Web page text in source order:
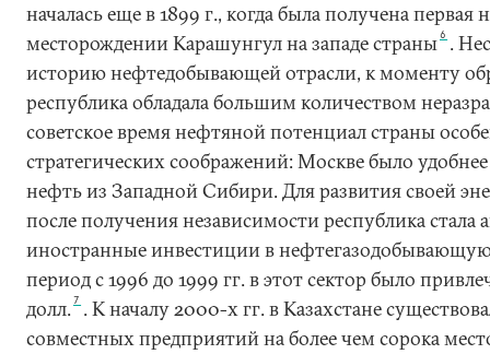
началась еще в 1899 г., когда была получена первая
месторождении Карашунгул на западе страны6 .
историю нефтедобывающей отрасли, к моменту
республика обладала большим количеством
советское время нефтяной потенциал страны
стратегических соображений: Москве было
нефть из Западной Сибири. Для развития своей
после получения независимости республика стала
иностранные инвестиции в
период с 1996 до 1999 гг. в этот сектор было
долл.7 . К началу 2000-х гг. в Казахстане
совместных предприятий на более чем сорока